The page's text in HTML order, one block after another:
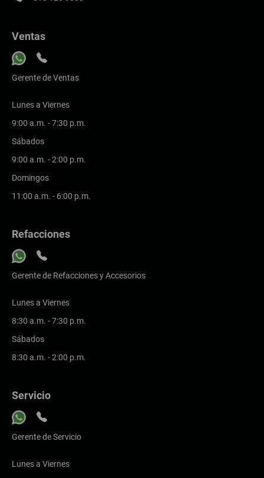
Ventas
Gerente de Ventas
Lunes a Viernes
9:00 a.m. - 7:30 p.m.
Sábados
9:00 a.m. - 2:00 p.m.
Domingos
11:00 a.m. - 6:00 p.m.
Refacciones
Gerente de Refacciones y Accesorios
Lunes a Viernes
8:30 a.m. - 7:30 p.m.
Sábados
8:30 a.m. - 2:00 p.m.
Servicio
Gerente de Servicio
Lunes a Viernes